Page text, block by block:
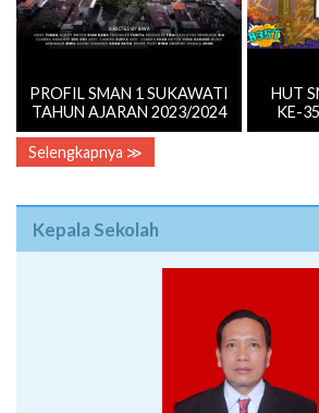
PROFIL SMAN 1 SUKAWATI
TAHUN AJARAN 2023/2024
HUT
KE-
Selengkapnya ≫
Kepala Sekolah